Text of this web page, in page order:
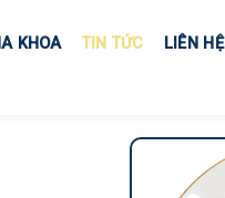
KHOA TIN TỨC LIÊN HỆ